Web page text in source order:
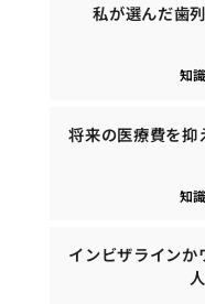
私が選んだ歯
知識
将来の医療費を抑
知識
インビザライン